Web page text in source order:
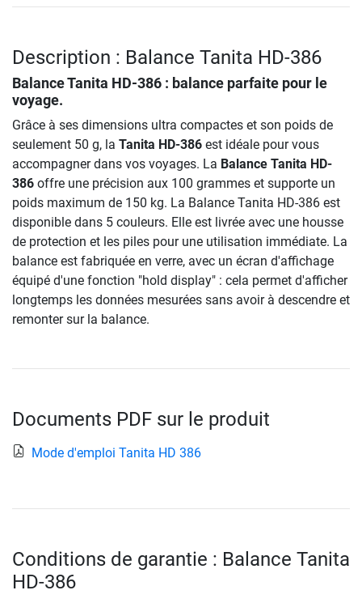
Description : Balance Tanita HD-386
Balance Tanita HD-386 : balance parfaite pour le
voyage.
Grâce à ses dimensions ultra compactes et son poids de
seulement 50 g, la Tanita HD-386 est idéale pour vous
accompagner dans vos voyages. La Balance Tanita HD-
386 offre une précision aux 100 grammes et supporte un
poids maximum de 150 kg. La Balance Tanita HD-386 est
disponible dans 5 couleurs. Elle est livrée avec une housse
de protection et les piles pour une utilisation immédiate. La
balance est fabriquée en verre, avec un écran d'affichage
équipé d'une fonction "hold display" : cela permet d'afficher
longtemps les données mesurées sans avoir à descendre et
remonter sur la balance.
Documents PDF sur le produit
Mode d'emploi Tanita HD 386
Conditions de garantie : Balance Tanita
HD-386